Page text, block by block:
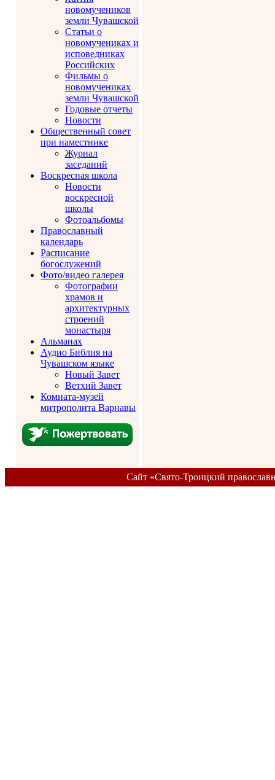
новомучеников
земли Чувашской
Статьи о
новомучениках и
исповедниках
Российских
Фильмы о
новомучениках
земли Чувашской
Годовые отчеты
Новости
Общественный совет
при наместнике
Журнал
заседаний
Воскресная школа
Новости
воскресной
школы
Фотоальбомы
Православный
календарь
Расписание
богослужений
Фото/видео галерея
Фотографии
храмов и
архитектурных
строений
монастыря
Альманах
Аудио Библия на
Чувашском языке
Новый Завет
Ветхий Завет
Комната-музей
митрополита Варнавы
Сайт «Свято-Троицкий